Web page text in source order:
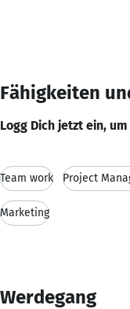
Fähigkeiten
Logg Dich jetzt ein,
Team work Project
Marketing
Werdegang